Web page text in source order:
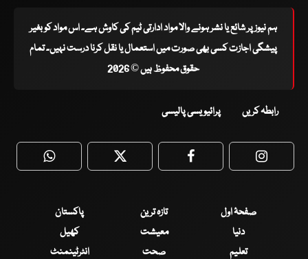
ہم نیوز پر شائع یا نشر ہونے والا مواد ادارتی ٹیم کی کاوش ہے۔ اس مواد کو بغیر
پیشگی اجازت کسی بھی صورت میں استعمال یا نقل کرنا درست نہیں۔ تمام
حقوق محفوظ ہیں © 2026
رابطہ کریں پرائیویسی پالیسی
WhatsApp Twitter Facebook
صفحۂ اول تازہ ترین
پاکستان
دنیا
معیشت
کھیل
تعلیم
صحت انٹرٹینمنٹ